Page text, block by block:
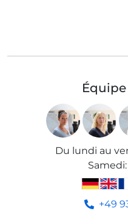
Du lundi au
Samedi:
+49